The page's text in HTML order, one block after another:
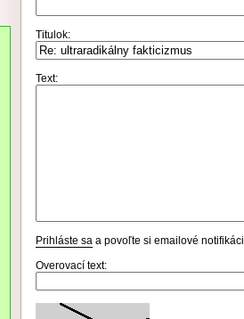
Titulok:
Text:
Prihláste sa a povoľte si emailové
Overovací text: